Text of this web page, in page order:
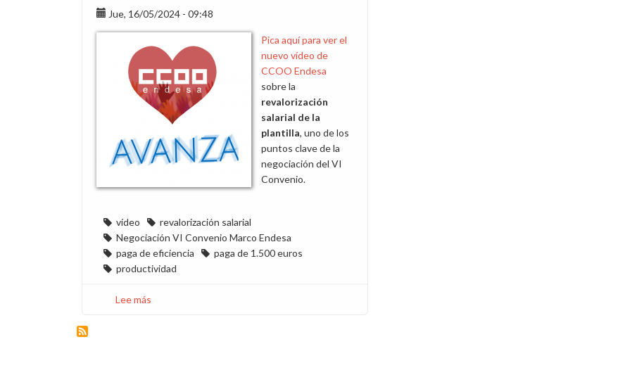
Jue, 16/05/2024 - 09:48
Pica aquí para ver el
nuevo vídeo de
CCOO Endesa
sobre la
revalorización
salarial de la
plantilla, uno de los
puntos clave de la
negociación del VI
Convenio.
vídeo
revalorización salarial
Negociación VI Convenio Marco Endesa
paga de eficiencia
paga de 1.500 euros
productividad
Lee más